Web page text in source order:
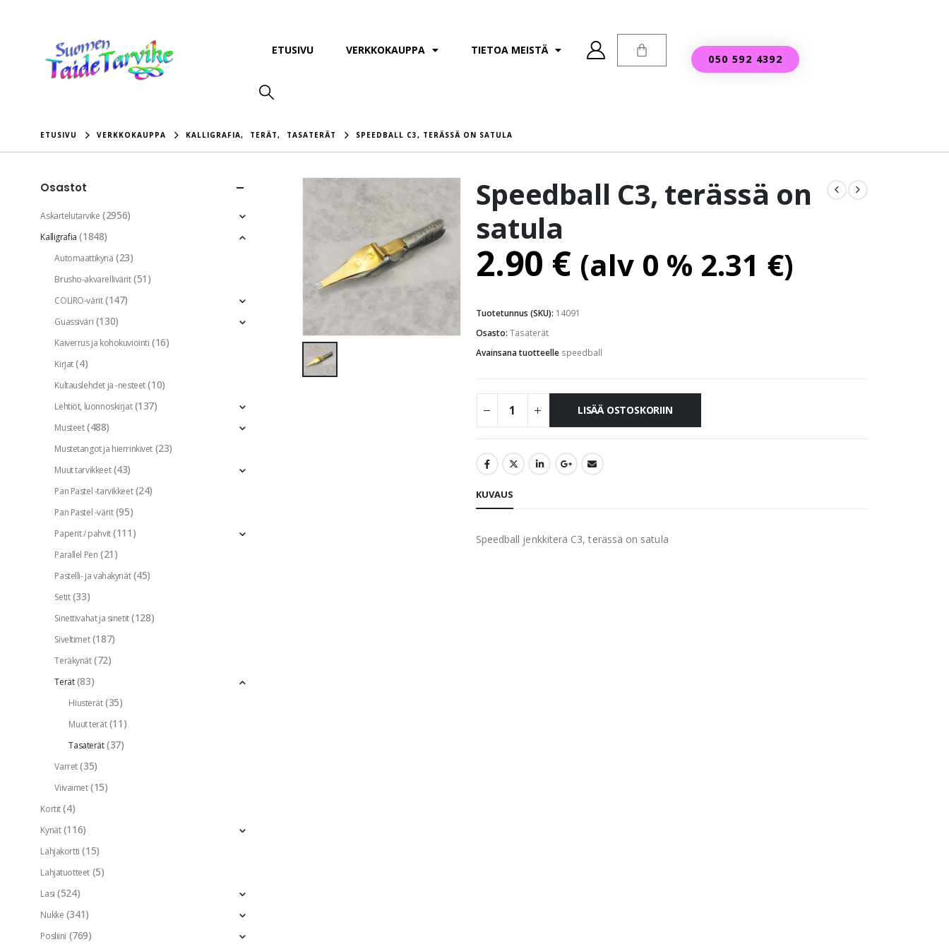
ETUSIVU VERKKOKAUPPA TIETOA MEISTÄ
050 592 4392
ETUSIVU VERKKOKAUPPA KALLIGRAFIA, TERÄT, TASATERÄT SPEEDBALL C3, TERÄSSÄ ON SATULA
Speedball C3, terässä on
satula
2.90 € (alv 0 % 2.31 €)
Tuotetunnus (SKU): 14091
Osasto: Tasaterät
Avainsana tuotteelle speedball
LISÄÄ OSTOSKORIIN
KUVAUS
Speedball jenkkiterä C3, terässä on satula
Osastot
Askartelutarvike (2956)
Kalligrafia (1848)
Automaattikynä (23)
Brusho-akvarellivärit (51)
COLIRO-värit (147)
Guassiväri (130)
Kaiverrus ja kohokuviointi (16)
Kirjat (4)
Kultauslehdet ja -nesteet (10)
Lehtiöt, luonnoskirjat (137)
Musteet (488)
Mustetangot ja hierrinkivet (23)
Muut tarvikkeet (43)
Pan Pastel -tarvikkeet (24)
Pan Pastel -värit (95)
Paperit / pahvit (111)
Parallel Pen (21)
Pastelli- ja vahakynät (45)
Setit (33)
Sinettivahat ja sinetit (128)
Siveltimet (187)
Teräkynät (72)
Terät (83)
Hiusterät (35)
Muut terät (11)
Tasaterät (37)
Varret (35)
Viivaimet (15)
Kortit (4)
Kynät (116)
Lahjakortti (15)
Lahjatuotteet (5)
Lasi (524)
Nukke (341)
Posliini (769)